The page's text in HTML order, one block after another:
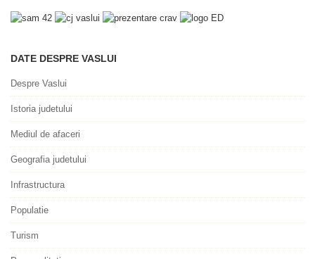
DATE DESPRE VASLUI
Despre Vaslui
Istoria judetului
Mediul de afaceri
Geografia judetului
Infrastructura
Populatie
Turism